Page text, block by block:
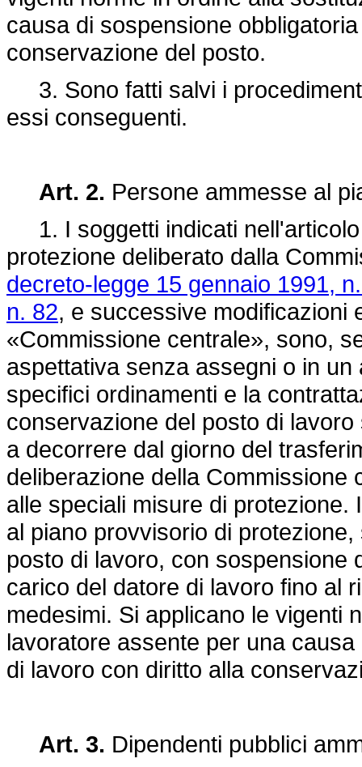
causa di sospensione
conservazione del posto.
3. Sono fatti salvi i
essi conseguenti.
Art. 2. Persone ammesse al
1. I soggetti indicati
protezione deliberato dalla
decreto-legge 15 gennaio 1991,
n. 82, e successive modificazioni
«Commissione centrale», sono,
aspettativa senza assegni o in
specifici ordinamenti e la
conservazione del posto di
a decorrere dal giorno del
deliberazione della Commissione
alle speciali misure di
al piano provvisorio di
posto di lavoro, con sospensione
carico del datore di lavoro fino al
medesimi. Si applicano le vigenti
lavoratore assente per una
di lavoro con diritto alla
Art. 3. Dipendenti pubblici